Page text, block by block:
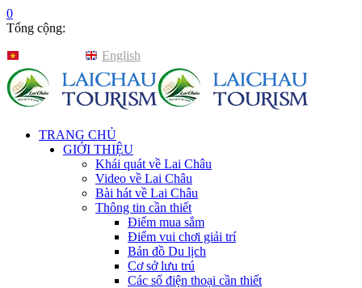
0
Tổng cộng:
English
TRANG CHỦ
GIỚI THIỆU
Khái quát về Lai Châu
Video về Lai Châu
Bài hát về Lai Châu
Thông tin cần thiết
Điểm mua sắm
Điểm vui chơi giải trí
Bản đồ Du lịch
Cơ sở lưu trú
Các số điện thoại cần thiết